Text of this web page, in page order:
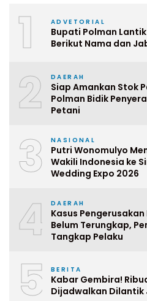
1 ADVETORIAL
Bupati Polman
Berikut Nama dan
2 DAERAH
Siap Amankan Stok
Polman Bidik
Petani
3 NASIONAL
Putri Wonomulyo
Wakili Indonesia ke
Wedding Expo 2026
4 DAERAH
Kasus
Belum Terungkap,
Tangkap Pelaku
5 BERITA
Kabar Gembira!
Dijadwalkan Dilantik